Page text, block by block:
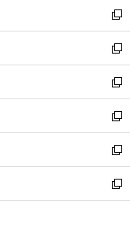
く
で
開
く
ド
ウ
で
開
く
ィ
ン
ド
ウ
で
開
く
い
ウ
ィ
ン
ド
ウ
で
開
く
新
し
い
ウ
ィ
ン
ド
ウ
で
開
く
新
し
い
ウ
ィ
ン
ド
ウ
で
開
新
し
い
ウ
ィ
ン
ド
ウ
新
し
い
ウ
ィ
ン
新
し
い
ウ
新
し